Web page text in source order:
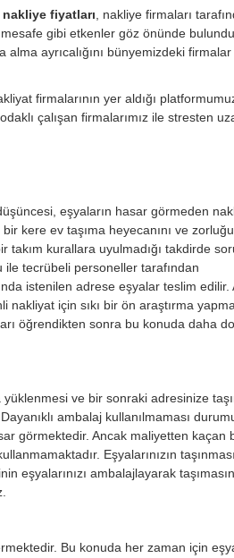
fiyatları , nakliye firmaları
gibi etkenler göz önünde
ayrıcalığını bünyemizdeki firmalar
firmalarının yer aldığı
çalışan firmalarımız ile stresten
eşyaların hasar görmeden
kere ev taşıma heyecanını ve
kurallara uyulmadığı takdirde
tecrübeli personeller tarafından
istenilen adrese eşyalar teslim edilir.
için sıkı bir ön araştırma
öğrendikten sonra bu konuda daha
ve bir sonraki adresinize
ambalaj kullanılmaması
görmektedir. Ancak maliyetten kaçan
Eşyalarınızın
eşyalarınızı ambalajlayarak
Bu konuda her zaman için